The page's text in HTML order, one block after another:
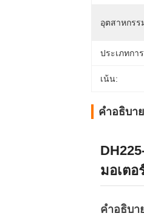
อุตสาหกรร
ประเภทกา
เน้น:
คำอธิบ
มอเตอ
คําอธิบา